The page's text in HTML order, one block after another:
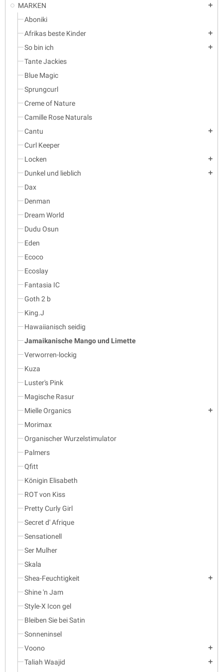
MARKEN
add
Aboniki
Afrikas beste Kinder
add
So bin ich add
Tante Jackies
Blue Magic
Sprungcurl
Creme of Nature
Camille Rose Naturals
Cantu
add
Curl Keeper
Locken
add
Dunkel und lieblich add
Dax
Denman
Dream World
Dudu Osun
Eden
Ecoco
Ecoslay
Fantasia IC
Goth 2 b
King.J
Hawaiianisch seidig
Jamaikanische Mango und Limette
Verworren-lockig
Kuza
Luster's Pink
Magische Rasur
Mielle Organics
add
Morimax
Organischer Wurzelstimulator
Palmers
Qfitt
Königin Elisabeth
ROT von Kiss
Pretty Curly Girl
Secret d' Afrique
Sensationell
Ser Mulher
Skala
Shea-Feuchtigkeit
add
Shine 'n Jam
Style-X Icon gel
Bleiben Sie bei Satin
Sonneninsel
Voono
add
Taliah Waajid add